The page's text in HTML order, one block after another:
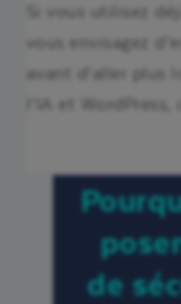
Si vous utilisez
vous envisagez
avant d’aller plus
l’IA et
de